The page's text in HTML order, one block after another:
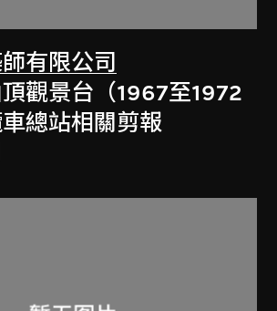
有限公司
觀景台（1967至1972
總站相關剪報